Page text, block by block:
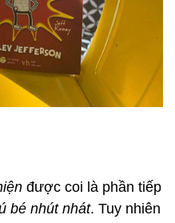
được coi là phần tiếp
bé nhút nhát. Tuy nhiên